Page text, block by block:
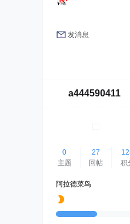
发消息
a444590411
0
主题
27
回帖
积
阿拉德菜鸟